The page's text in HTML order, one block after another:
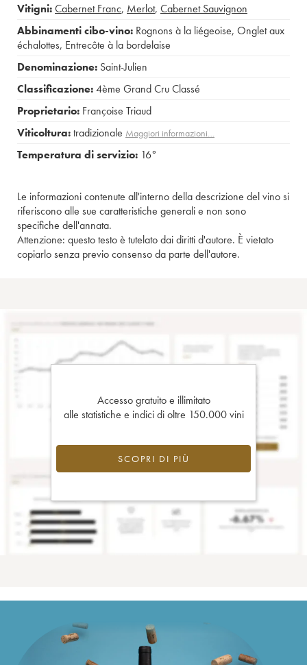
Vitigni:Cabernet Franc, Merlot, Cabernet Sauvignon
Abbinamenti cibo-vino: Rognons à la liégeoise, Onglet aux
échalottes, Entrecôte à la bordelaise
Denominazione: Saint-Julien
Classificazione:4ème Grand Cru Classé
Proprietario: Françoise Triaud
Viticoltura:tradizionale Maggiori informazioni…
Temperatura di servizio: 16°
Le informazioni contenute all'interno della descrizione del vino si
riferiscono alle sue caratteristiche generali e non sono
specifiche dell'annata.
Attenzione: questo testo è tutelato dai diritti d'autore. È vietato
copiarlo senza previo consenso da parte dell'autore.
Accesso gratuito e illimitato
alle statistiche e indici di oltre 150.000 vini
SCOPRI DI PIÙ